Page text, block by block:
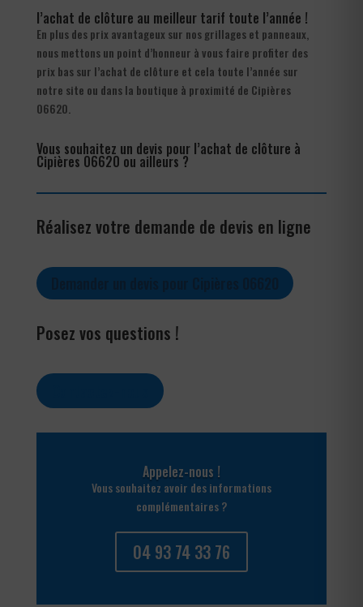
l’achat de clôture au meilleur tarif toute l’année !
En plus des prix avantageux sur nos grillages et panneaux,
nous mettons un point d’honneur à vous faire profiter des
prix bas sur l’achat de clôture et cela toute l’année sur
notre site ou dans la boutique à proximité de Cipières
06620.
Vous souhaitez un devis pour l’achat de clôture à
Cipières 06620 ou ailleurs ?
Réalisez votre demande de devis en ligne
Posez vos questions !
Appelez-nous !
Vous souhaitez avoir des informations
complémentaires ?
04 93 74 33 76